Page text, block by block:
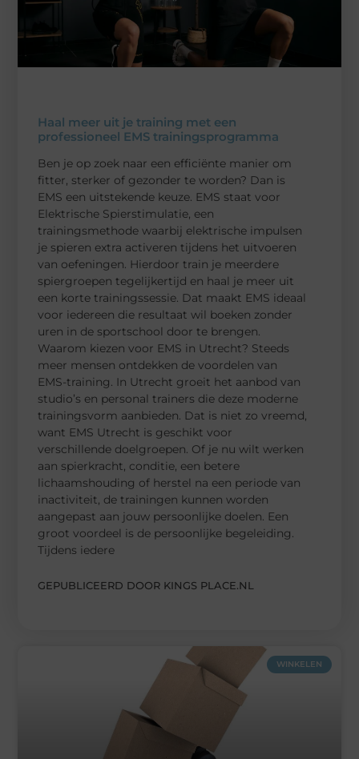
Haal meer uit je training met een
professioneel EMS trainingsprogramma
Ben je op zoek naar een efficiënte manier om
fitter, sterker of gezonder te worden? Dan is
EMS een uitstekende keuze. EMS staat voor
Elektrische Spierstimulatie, een
trainingsmethode waarbij elektrische impulsen
je spieren extra activeren tijdens het uitvoeren
van oefeningen. Hierdoor train je meerdere
spiergroepen tegelijkertijd en haal je meer uit
een korte trainingssessie. Dat maakt EMS ideaal
voor iedereen die resultaat wil boeken zonder
uren in de sportschool door te brengen.
Waarom kiezen voor EMS in Utrecht? Steeds
meer mensen ontdekken de voordelen van
EMS-training. In Utrecht groeit het aanbod van
studio’s en personal trainers die deze moderne
trainingsvorm aanbieden. Dat is niet zo vreemd,
want EMS Utrecht is geschikt voor
verschillende doelgroepen. Of je nu wilt werken
aan spierkracht, conditie, een betere
lichaamshouding of herstel na een periode van
inactiviteit, de trainingen kunnen worden
aangepast aan jouw persoonlijke doelen. Een
groot voordeel is de persoonlijke begeleiding.
Tijdens iedere
GEPUBLICEERD DOOR KINGS PLACE.NL
WINKELEN